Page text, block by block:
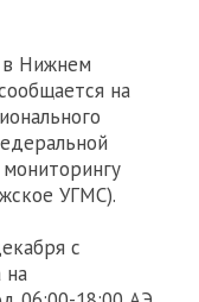
в Нижнем
на
УГМС).
с
на